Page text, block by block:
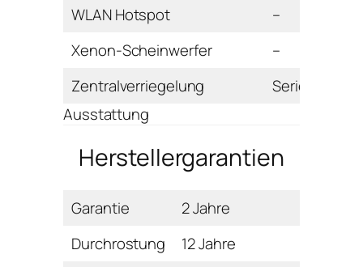
WLAN Hotspot
–
Xenon-Scheinwerfer
–
Zentralverriegelung
Serie
Ausstattung
Herstellergarantien
Garantie
2 Jahre
Durchrostung
12 Jahre